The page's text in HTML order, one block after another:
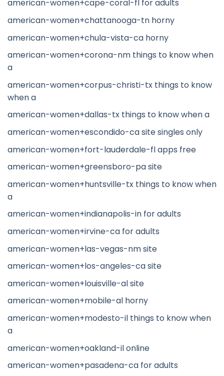
american-women+cape-coral-fl for adults
american-women+chattanooga-tn horny
american-women+chula-vista-ca horny
american-women+corona-nm things to know when
a
american-women+corpus-christi-tx things to know
when a
american-women+dallas-tx things to know when a
american-women+escondido-ca site singles only
american-women+fort-lauderdale-fl apps free
american-women+greensboro-pa site
american-women+huntsville-tx things to know when
a
american-women+indianapolis-in for adults
american-women+irvine-ca for adults
american-women+las-vegas-nm site
american-women+los-angeles-ca site
american-women+louisville-al site
american-women+mobile-al horny
american-women+modesto-il things to know when
a
american-women+oakland-il online
american-women+pasadena-ca for adults